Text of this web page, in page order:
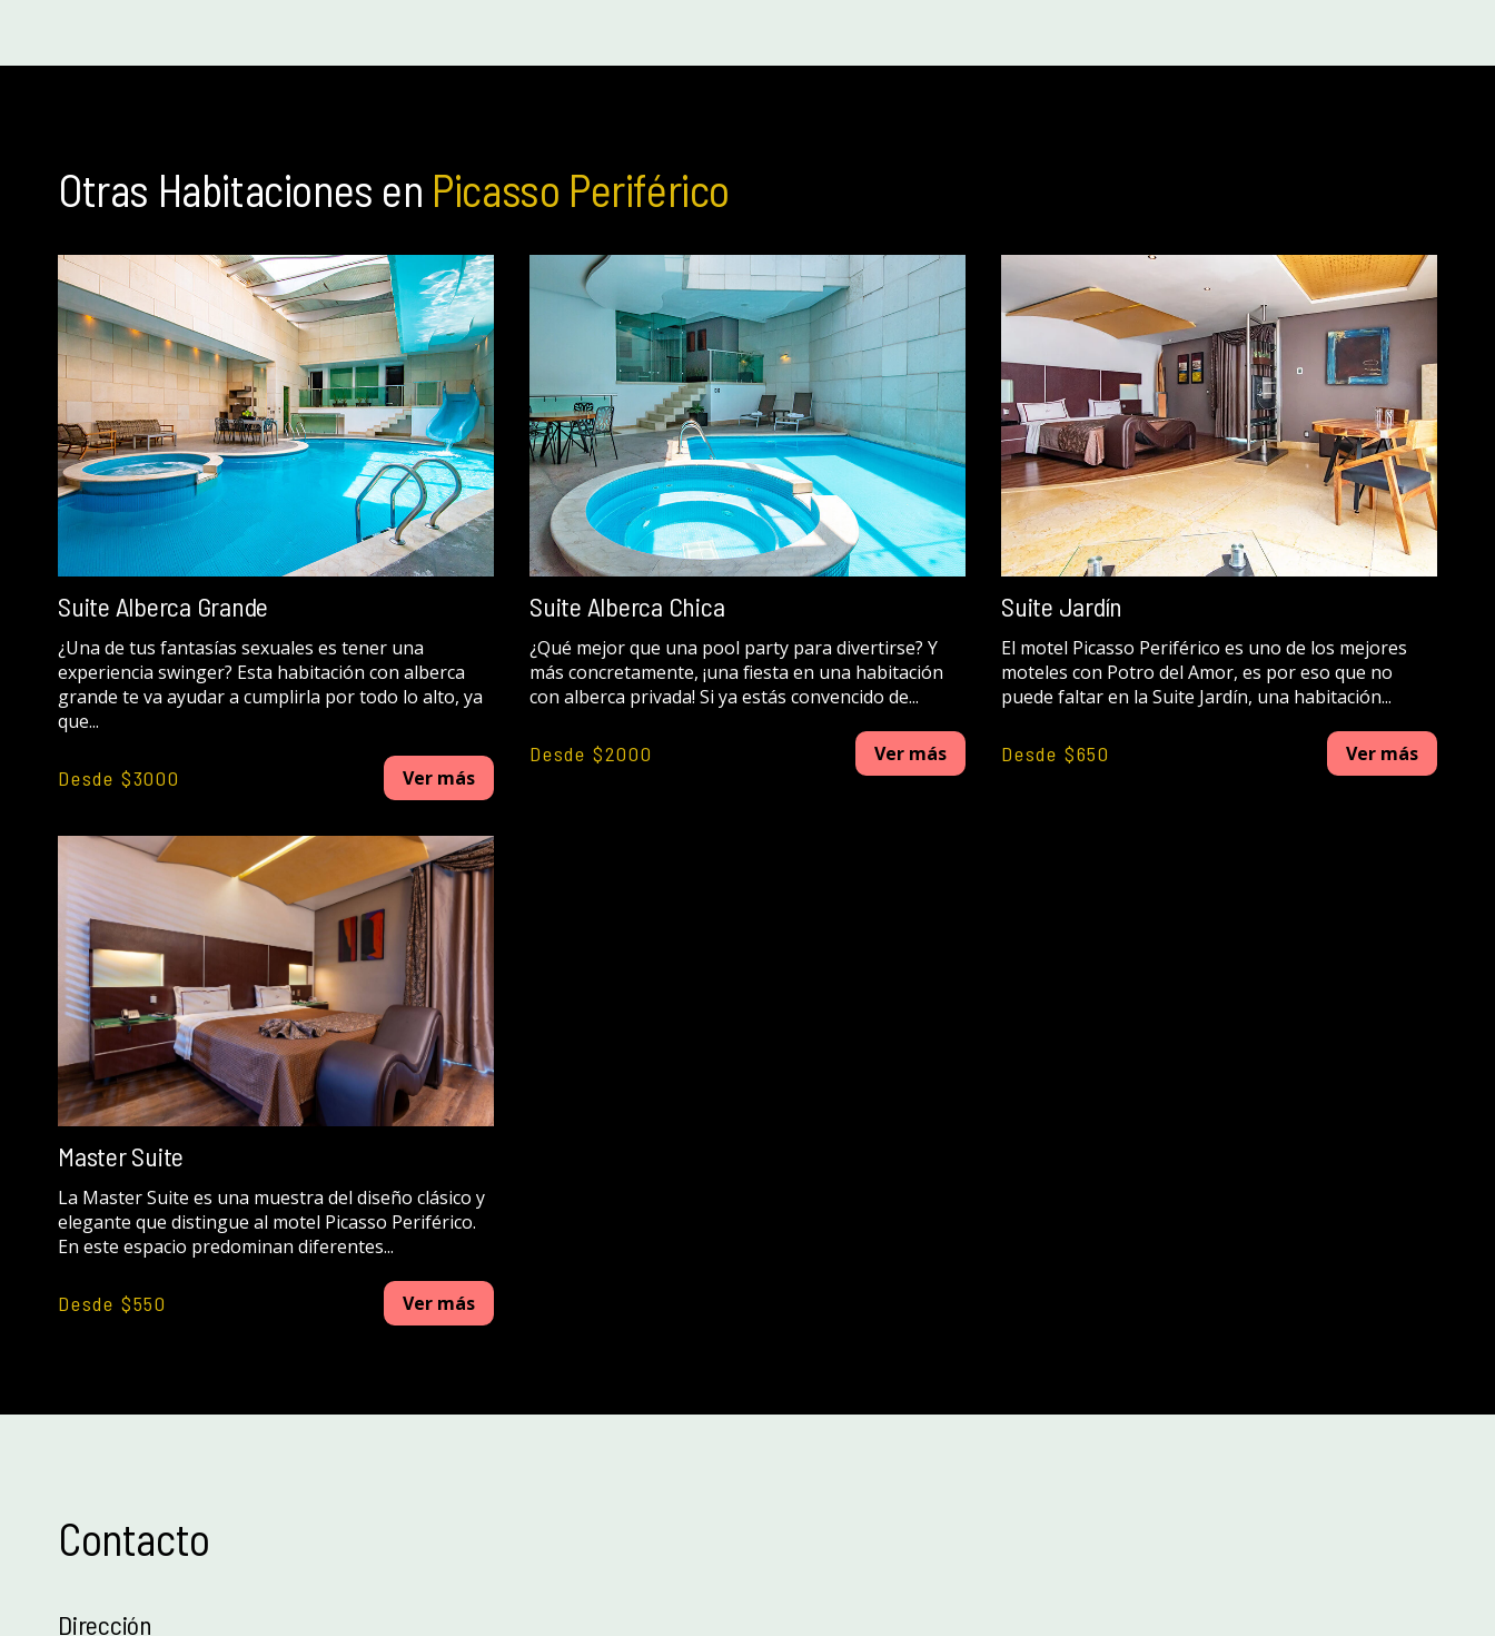
Otras Habitaciones en Picasso Periférico
Suite Alberca Grande
¿Una de tus fantasías sexuales es tener una
experiencia swinger? Esta habitación con alberca
grande te va ayudar a cumplirla por todo lo alto, ya
que...
Desde $3000 Ver más
Suite Alberca Chica
¿Qué mejor que una pool party para divertirse? Y
más concretamente, ¡una fiesta en una habitación
con alberca privada! Si ya estás convencido de...
Desde $2000 Ver más
Suite Jardín
El motel Picasso Periférico es uno de los mejores
moteles con Potro del Amor, es por eso que no
puede faltar en la Suite Jardín, una habitación...
Desde $650 Ver más
Master Suite
La Master Suite es una muestra del diseño clásico y
elegante que distingue al motel Picasso Periférico.
En este espacio predominan diferentes...
Desde $550 Ver más
Contacto
Dirección